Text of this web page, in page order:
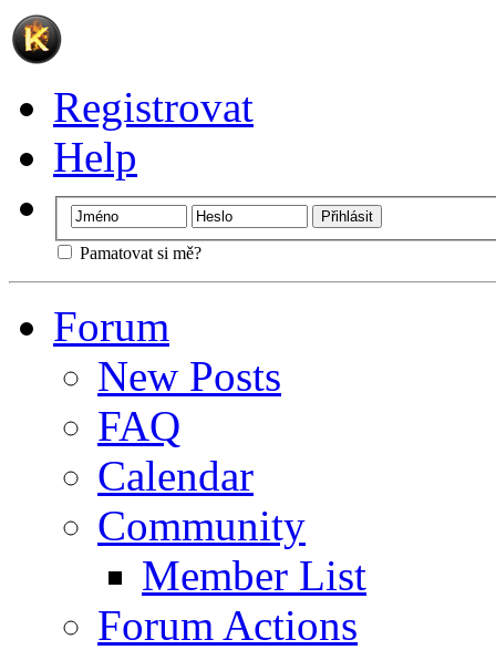
Registrovat
Help
Pamatovat si mě?
Forum
New Posts
FAQ
Calendar
Community
Member List
Forum Actions